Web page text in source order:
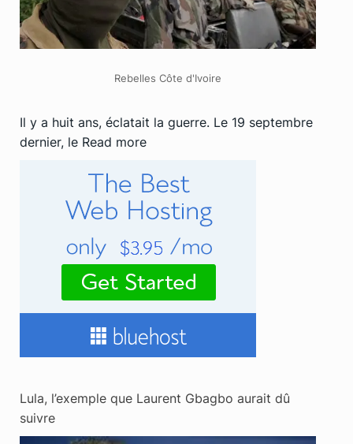
Rebelles Côte d'Ivoire
Il y a huit ans, éclatait la guerre. Le 19 septembre
dernier, le Read more
Lula, l’exemple que Laurent Gbagbo aurait dû
suivre